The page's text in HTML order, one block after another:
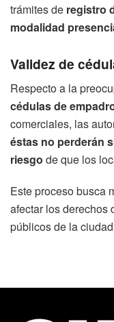
trámites de registro
modalidad
Validez de
Respecto a la
cédulas de
comerciales, las
éstas no perderán
riesgo de que los
Este proceso busca
afectar los derechos
públicos de la